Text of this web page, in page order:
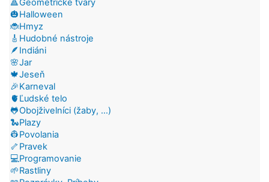
🔺Geometrické tvary
🎃Halloween
🐞Hmyz
🎸Hudobné nástroje
🪶Indiáni
🌸Jar
🍁Jeseň
🎉Karneval
🫀Ľudské telo
🐸Obojživelníci (žaby, ...)
🐍Plazy
👷Povolania
🦴Pravek
💻Programovanie
🌱Rastliny